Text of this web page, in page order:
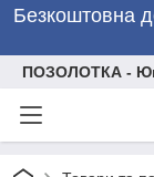
Безкоштовна
ПОЗОЛОТКА -